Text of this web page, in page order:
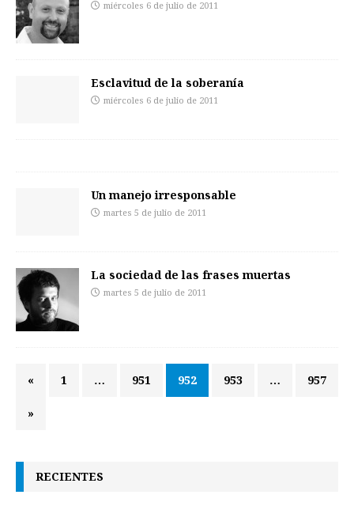
miércoles 6 de julio de 2011
Esclavitud de la soberanía
miércoles 6 de julio de 2011
Un manejo irresponsable
martes 5 de julio de 2011
La sociedad de las frases muertas
martes 5 de julio de 2011
« 1 … 951 952 953 … 957
»
RECIENTES